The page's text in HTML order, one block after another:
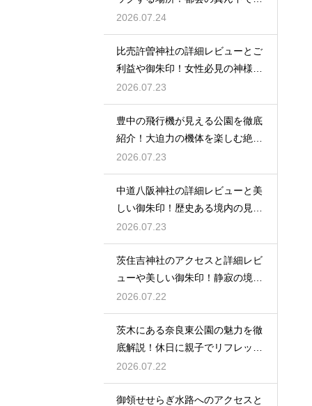
される
2026.07.24
比売許曽神社の詳細レビューとご
利益や御朱印！女性必見の神様と
は
2026.07.23
豊中の飛行機が見える公園を徹底
紹介！大迫力の機体を楽しむ絶好
場
2026.07.23
中道八阪神社の詳細レビューと美
しい御朱印！歴史ある境内の見所
を
2026.07.23
茨住吉神社のアクセスと詳細レビ
ューや美しい御朱印！静寂の境内
へ
2026.07.22
茨木にある奈良東公園の魅力を徹
底解説！休日に親子でリフレッシ
ュ
2026.07.22
御領せせらぎ水路へのアクセスと